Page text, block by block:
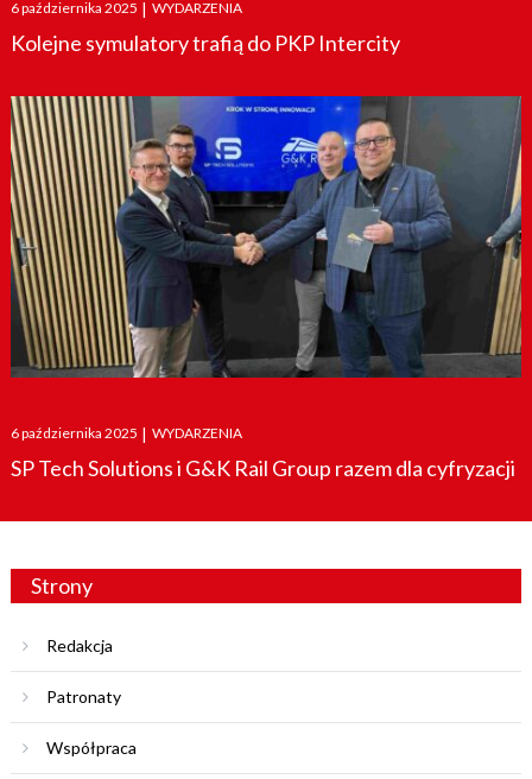
on
6 października 2025 | WYDARZENIA
Kolejne symulatory trafią do PKP Intercity
Posted
on
6 października 2025 | WYDARZENIA
SP Tech Solutions i G&K Rail Group razem dla cyfryzacji
Strony
Redakcja
Patronaty
Współpraca